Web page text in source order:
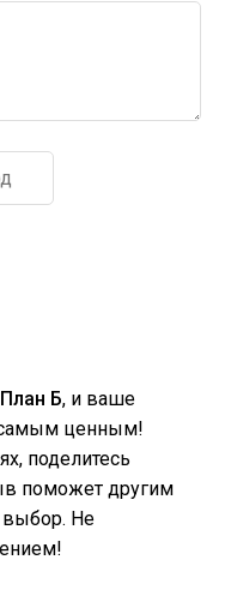
План Б, и ваше
ценным!
поделитесь
поможет другим
выбор. Не